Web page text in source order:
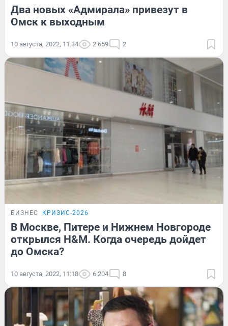
Два новых «Адмирала» привезут в
Омск к выходным
10 августа, 2022, 11:34 2 659 2
БИЗНЕС КРИЗИС-2026
В Москве, Питере и Нижнем Новгороде
открылся H&M. Когда очередь дойдет
до Омска?
10 августа, 2022, 11:18 6 204 8